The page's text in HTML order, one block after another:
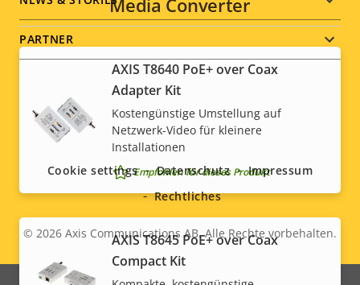
AXIS T8640 PoE+ over Coax
Adapter Kit
Kostengünstige Umstellung auf
Netzwerk-Video für kleinere
Installationen
Empfohlen für dieses Produkt
AXIS T8645 PoE+ over Coax
Compact Kit
PARTNER
Social
menu
Legal
© 2026 Axis Communications AB. Alle Rechte vorbehalten.
Cookie settings Datenschutz
Impressum
Rechtliches